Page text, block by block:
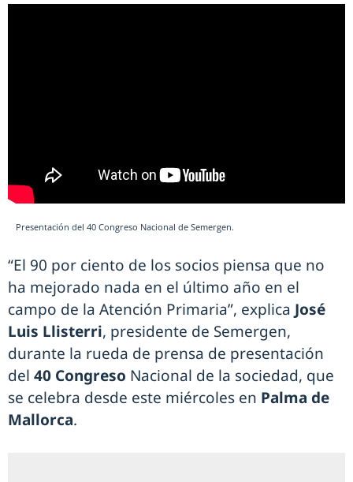
Presentación del 40 Congreso Nacional de Semergen.
“El 90 por ciento de los socios piensa que no
ha mejorado nada en el último año en el
campo de la Atención Primaria”, explica José
Luis Llisterri, presidente de Semergen,
durante la rueda de prensa de presentación
del 40 Congreso Nacional de la sociedad, que
se celebra desde este miércoles en Palma de
Mallorca.